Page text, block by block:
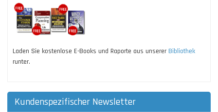
Laden Sie kostenlose E-Books und Raporte aus unserer Bibliothek
runter.
Kundenspezifischer Newsletter